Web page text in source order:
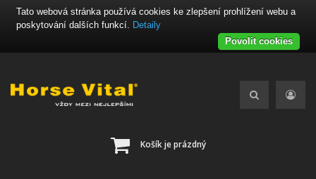
Košík je prázdný
Tato webová stránka používá cookies ke zlepšení prohlížení webu a
poskytování dalších funkcí. Detaily
Povolit cookies